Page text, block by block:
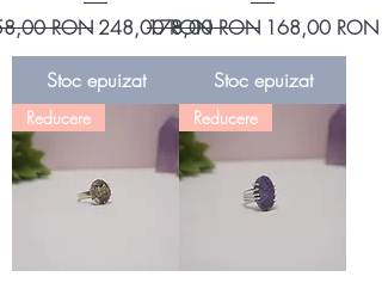
normalRON Preț redus
248,00 RON
Stoc epuizat
Preț normal
178,00 RON Preț redus
168,00 RON
Stoc epuizat
Reducere Reducere